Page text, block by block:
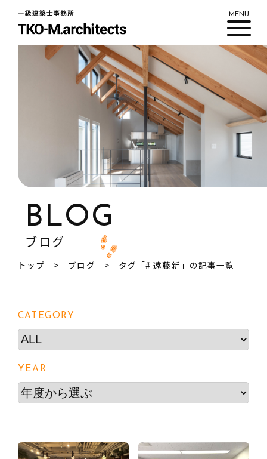
MENU
BLOG
ブログ
トップ ブログ タグ「# 遠藤新」の記事一覧
CATEGORY
YEAR
私たちについて
ブログ
建築相談
TEL